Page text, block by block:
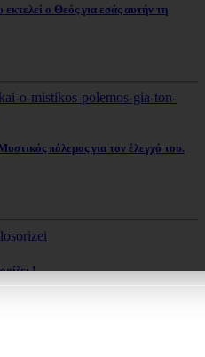
ο Θεός για εσάς αυτήν τη
πόλεμος για τον έλεγχό του.
!